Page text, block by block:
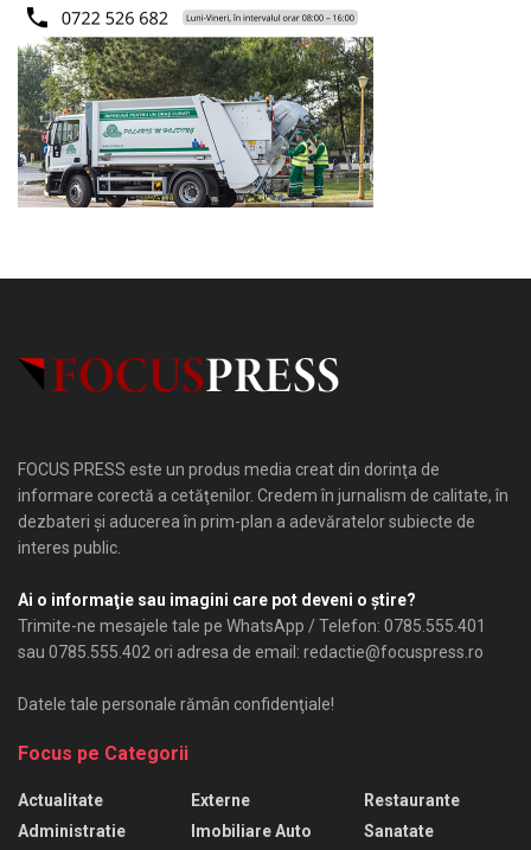
FOCUS PRESS este un produs media creat din dorinţa de
informare corectă a cetăţenilor. Credem în jurnalism de calitate, în
dezbateri şi aducerea în prim-plan a adevăratelor subiecte de
interes public.
Ai o informaţie sau imagini care pot deveni o ştire?
Trimite-ne mesajele tale pe WhatsApp / Telefon: 0785.555.401
sau 0785.555.402 ori adresa de email: redactie@focuspress.ro
Datele tale personale rămân confidenţiale!
Focus pe Categorii
Actualitate
Administratie
Externe
Imobiliare Auto
Restaurante
Sanatate